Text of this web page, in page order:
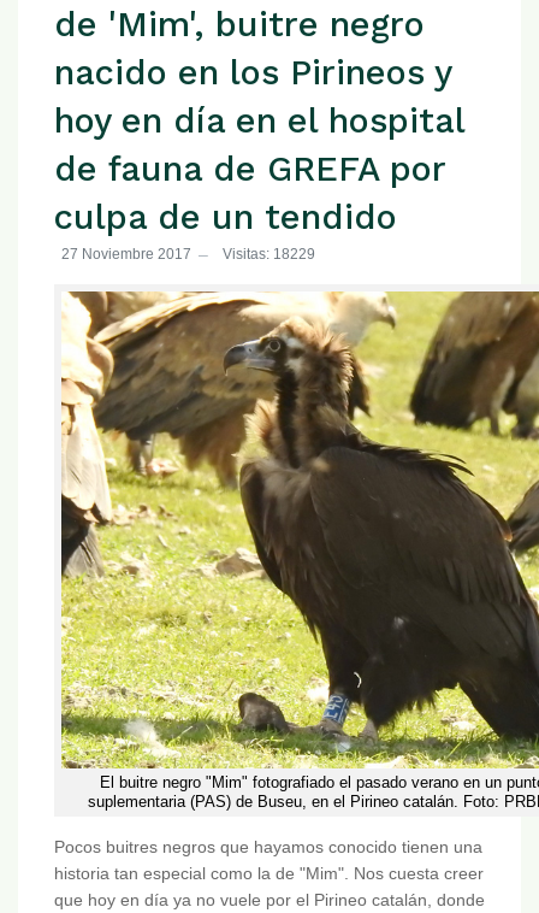
de 'Mim', buitre negro
nacido en los Pirineos y
hoy en día en el hospital
de fauna de GREFA por
culpa de un tendido
27 Noviembre 2017 Visitas: 18229
El buitre negro "Mim" fotografiado el pasado verano en un
suplementaria (PAS) de Buseu, en el Pirineo catalán. Foto:
Pocos buitres negros que hayamos conocido tienen una
historia tan especial como la de "Mim". Nos cuesta creer
que hoy en día ya no vuele por el Pirineo catalán, donde